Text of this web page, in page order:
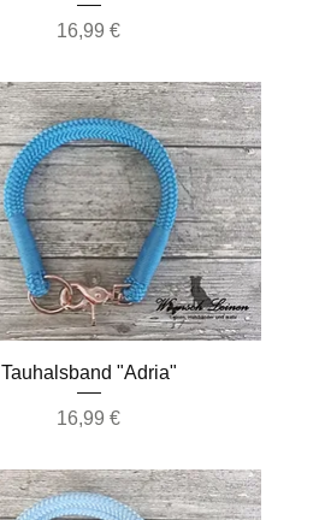
Preis
16,99 €
Schnellansicht
Tauhalsband "Adria"
Preis
16,99 €